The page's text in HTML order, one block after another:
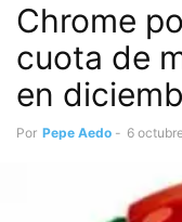
Chrome
cuota de
en
Por Pepe Aedo - 6